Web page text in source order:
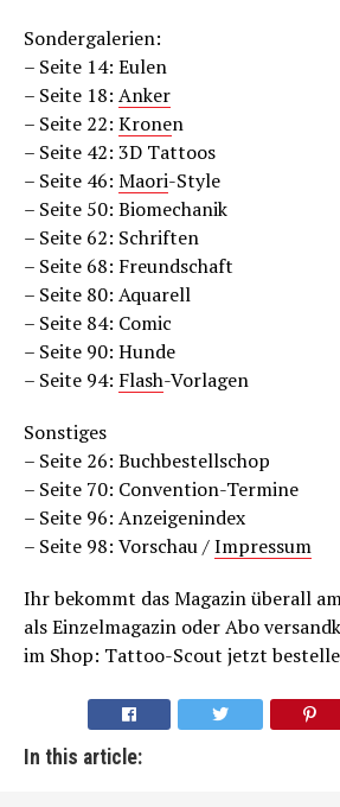
Sondergalerien:
– Seite 14: Eulen
– Seite 18: Anker
– Seite 22: Kronen
– Seite 42: 3D Tattoos
– Seite 46: Maori-Style
– Seite 50: Biomechanik
– Seite 62: Schriften
– Seite 68: Freundschaft
– Seite 80: Aquarell
– Seite 84: Comic
– Seite 90: Hunde
– Seite 94: Flash-Vorlagen
Sonstiges
– Seite 26: Buchbestellschop
– Seite 70: Convention-Termine
– Seite 96: Anzeigenindex
– Seite 98: Vorschau /Impressum
Ihr bekommt das Magazin überall
als Einzelmagazin oder Abo
im Shop: Tattoo-Scout jetzt
In this article: